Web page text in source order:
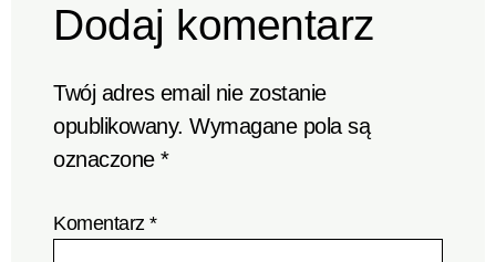
Dodaj komentarz
Twój adres email nie zostanie
opublikowany. Wymagane pola są
oznaczone*
Komentarz*